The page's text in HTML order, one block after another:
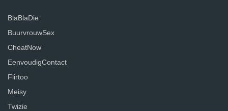
BlaBlaDie
BuurvrouwSex
CheatNow
EenvoudigContact
Flirtoo
Meisy
Twizie